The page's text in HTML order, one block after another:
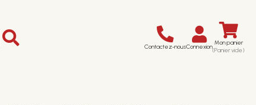
Contactez-nousConnexion Mon panier
(Panier vide)